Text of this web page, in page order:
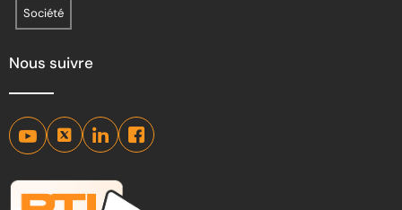
Société
Nous suivre